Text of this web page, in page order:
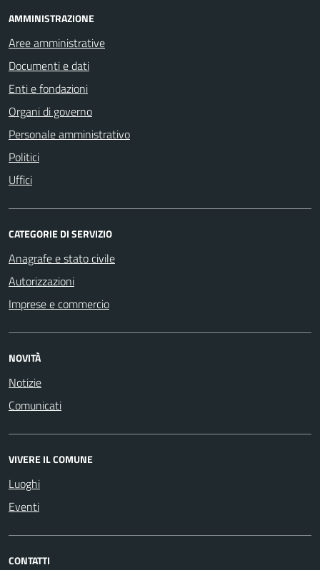
AMMINISTRAZIONE
Aree amministrative
Documenti e dati
Enti e fondazioni
Organi di governo
Personale amministrativo
Politici
Uffici
CATEGORIE DI SERVIZIO
Anagrafe e stato civile
Autorizzazioni
Imprese e commercio
NOVITÀ
Notizie
Comunicati
VIVERE IL COMUNE
Luoghi
Eventi
CONTATTI